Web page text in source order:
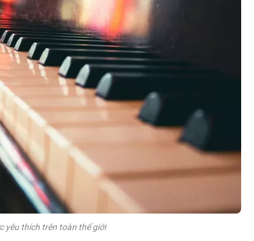
yêu thích trên toàn thế giới